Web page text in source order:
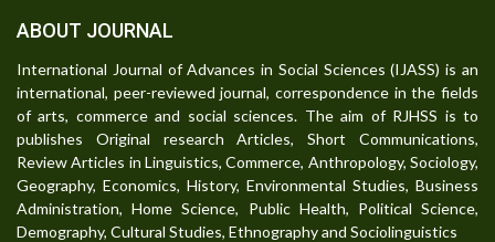
ABOUT JOURNAL
International Journal of Advances in Social Sciences (IJASS) is an
international, peer-reviewed journal, correspondence in the fields
of arts, commerce and social sciences. The aim of RJHSS is to
publishes Original research Articles, Short Communications,
Review Articles in Linguistics, Commerce, Anthropology, Sociology,
Geography, Economics, History, Environmental Studies, Business
Administration, Home Science, Public Health, Political Science,
Demography, Cultural Studies, Ethnography and Sociolinguistics